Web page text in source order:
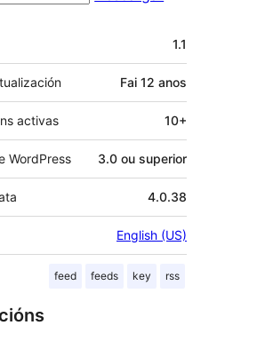
1.1
Fai 12 anos
activas 10+
WordPress 3.0 ou superior
4.0.38
English (US)
feed feeds key rss